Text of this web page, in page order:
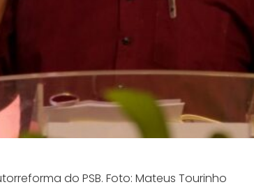
do PSB. Foto: Mateus Tourinho